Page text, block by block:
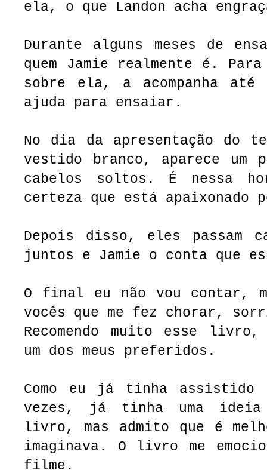
ela, o que Landon acha
Durante alguns meses de
quem Jamie realmente é.
sobre ela, a acompanha
ajuda para ensaiar.
No dia da apresentação do
vestido branco, aparece um
cabelos soltos. É nessa
certeza que está
Depois disso, eles passam
juntos e Jamie o conta que
O final eu não vou contar,
vocês que me fez chorar,
Recomendo muito esse
um dos meus preferidos.
Como eu já tinha assistido
vezes, já tinha uma
livro, mas admito que é
imaginava. O livro me
filme.